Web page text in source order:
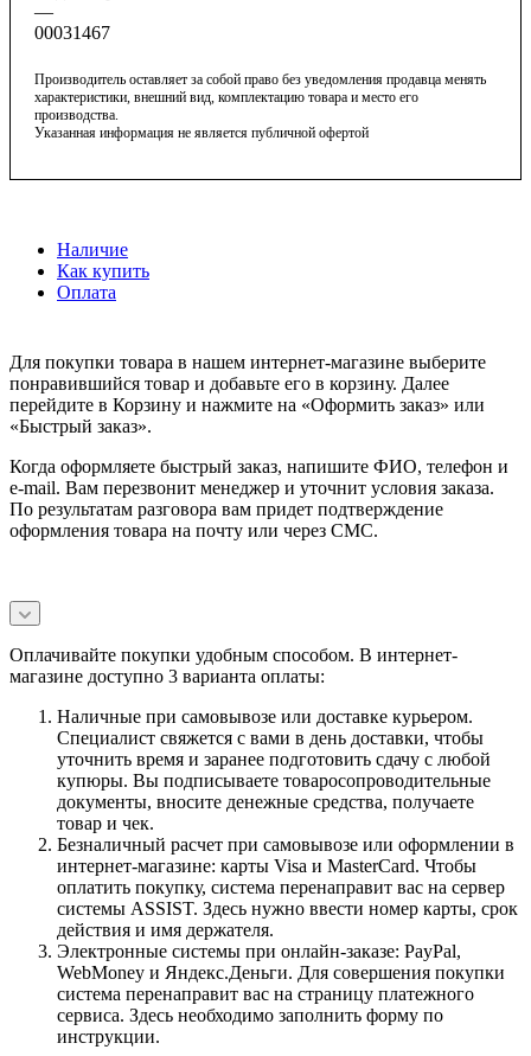
—
00031467
Производитель оставляет за собой право без уведомления продавца менять
характеристики, внешний вид, комплектацию товара и место его
производства.
Указанная информация не является публичной офертой
Наличие
Как купить
Оплата
Для покупки товара в нашем интернет-магазине выберите
понравившийся товар и добавьте его в корзину. Далее
перейдите в Корзину и нажмите на «Оформить заказ» или
«Быстрый заказ».
Когда оформляете быстрый заказ, напишите ФИО, телефон и
e-mail. Вам перезвонит менеджер и уточнит условия заказа.
По результатам разговора вам придет подтверждение
оформления товара на почту или через СМС.
Оплачивайте покупки удобным способом. В интернет-
магазине доступно 3 варианта оплаты:
Наличные при самовывозе или доставке курьером.
Специалист свяжется с вами в день доставки, чтобы
уточнить время и заранее подготовить сдачу с любой
купюры. Вы подписываете товаросопроводительные
документы, вносите денежные средства, получаете
товар и чек.
Безналичный расчет при самовывозе или оформлении в
интернет-магазине: карты Visa и MasterCard. Чтобы
оплатить покупку, система перенаправит вас на сервер
системы ASSIST. Здесь нужно ввести номер карты, срок
действия и имя держателя.
Электронные системы при онлайн-заказе: PayPal,
WebMoney и Яндекс.Деньги. Для совершения покупки
система перенаправит вас на страницу платежного
сервиса. Здесь необходимо заполнить форму по
инструкции.